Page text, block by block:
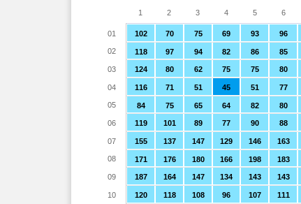
102 70 75 69 93 96
118 97 94 82 86 85
124 80 62 75 75 80
116 71 51 45 51 77
84 75 65 64 82 80
119 101 89 77 90 88
155 137 147 129 146 163
171 176 180 166 198 183
187 164 147 134 143 143
120 118 108 96 107 111
1 2 3 4 5 6
01
02
03
04
05
06
07
08
09
10